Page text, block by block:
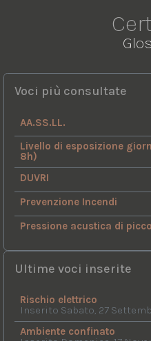
Voci più consultate
AA.SS.LL.
Livello di esposizione
8h)
DUVRI
Prevenzione Incendi
Pressione acustica di
Ultime voci inserite
Rischio elettrico
Inserito Sabato, 27
Ambiente confinato